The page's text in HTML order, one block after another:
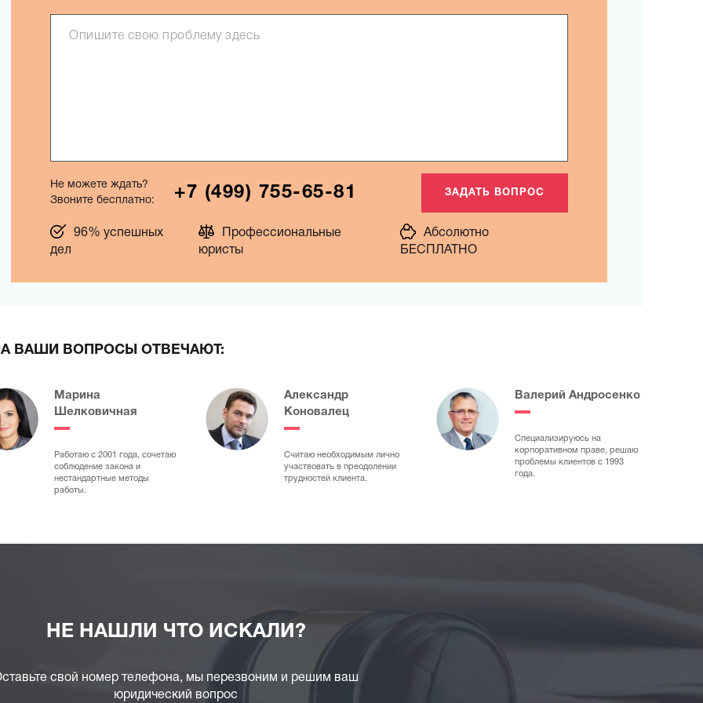
Не можете ждать?
Звоните бесплатно:
+7 (499) 755-65-81
96% успешных
дел
Профессиональные
юристы
Абсолютно
БЕСПЛАТНО
ВАШИ ВОПРОСЫ ОТВЕЧАЮТ:
Марина
Шелковичная
Работаю с 2001 года, сочетаю
соблюдение закона и
нестандартные методы
работы.
Александр
Коновалец
Считаю необходимым лично
участвовать в преодолении
трудностей клиента.
Валерий Андросенко
Специализируюсь на
корпоративном праве, решаю
проблемы клиентов с 1993
года.
НЕ НАШЛИ ЧТО ИСКАЛИ?
свой номер телефона, мы перезвоним и решим ваш
юридический вопрос